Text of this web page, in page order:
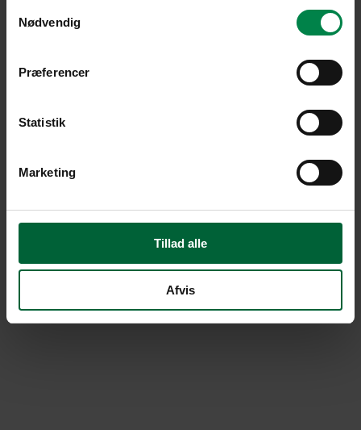
Nødvendig
Præferencer
Statistik
Marketing
Tillad alle
Afvis